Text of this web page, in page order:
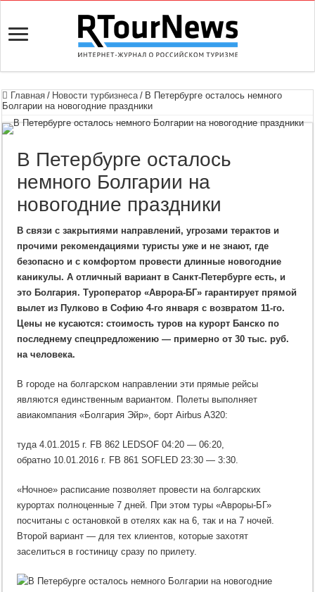
Главная / Новости турбизнеса / В Петербурге осталось немного
Болгарии на новогодние праздники
В Петербурге осталось
немного Болгарии на
новогодние праздники
В связи с закрытиями направлений, угрозами терактов и
прочими рекомендациями туристы уже и не знают, где
безопасно и с комфортом провести длинные новогодние
каникулы. А отличный вариант в Санкт-Петербурге есть, и
это Болгария. Туроператор «Аврора-БГ» гарантирует прямой
вылет из Пулково в Софию 4-го января с возвратом 11-го.
Цены не кусаются: стоимость туров на курорт Банско по
последнему спецпредложению — примерно от 30 тыс. руб.
на человека.
В городе на болгарском направлении эти прямые рейсы
являются единственным вариантом. Полеты выполняет
авиакомпания «Болгария Эйр», борт Airbus A320:
туда 4.01.2015 г. FB 862 LEDSOF 04:20 — 06:20,
обратно 10.01.2016 г. FB 861 SOFLED 23:30 — 3:30.
«Ночное» расписание позволяет провести на болгарских
курортах полноценные 7 дней. При этом туры «Авроры-БГ»
посчитаны с остановкой в отелях как на 6, так и на 7 ночей.
Второй вариант — для тех клиентов, которые захотят
заселиться в гостиницу сразу по прилету.